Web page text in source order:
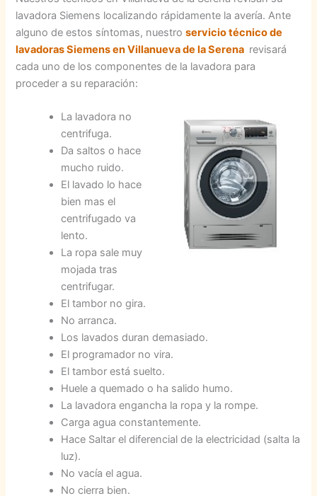
lavadora Siemens localizando rápidamente la avería. Ante
alguno de estos síntomas, nuestroservicio técnico de
lavadoras Siemens en Villanueva de la Serena revisará
cada uno de los componentes de la lavadora para
proceder a su reparación:
La lavadora no
centrifuga.
Da saltos o hace
mucho ruido.
El lavado lo hace
bien mas el
centrifugado va
lento.
La ropa sale muy
mojada tras
centrifugar.
El tambor no gira.
No arranca.
Los lavados duran demasiado.
El programador no vira.
El tambor está suelto.
Huele a quemado o ha salido humo.
La lavadora engancha la ropa y la rompe.
Carga agua constantemente.
Hace Saltar el diferencial de la electricidad (salta la
luz).
No vacía el agua.
No cierra bien.